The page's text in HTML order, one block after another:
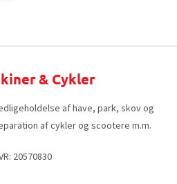
& Cykler
af have, park, skov og
af cykler og scootere m.m.
20570830